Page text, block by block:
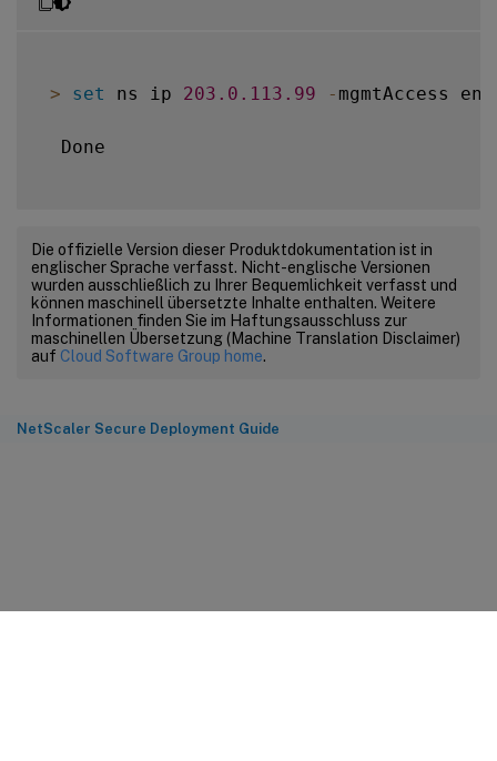
> set ns ip 203.0 .113 .99 - mgmtAccess
  Done
Die offizielle Version dieser Produktdokumentation ist in
englischer Sprache verfasst. Nicht-englische Versionen
wurden ausschließlich zu Ihrer Bequemlichkeit verfasst und
können maschinell übersetzte Inhalte enthalten. Weitere
Informationen finden Sie im Haftungsausschluss zur
maschinellen Übersetzung (Machine Translation Disclaimer)
auf Cloud Software Group home.
NetScaler Secure Deployment Guide